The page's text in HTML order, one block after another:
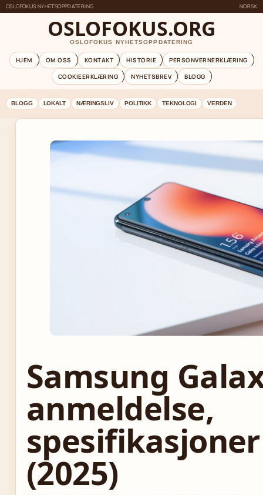
OSLOFOKUS NYHETSOPPDATERING NORSK
OSLOFOKUS.ORG
OSLOFOKUS NYHETSOPPDATERING
HJEM OM OSS KONTAKT HISTORIE
PERSONVERNERKLÆRING
COOKIEERKLÆRING
NYHETSBREV BLOGG
BLOGG LOKALT NÆRINGSLIV POLITIKK TEKNOLOGI VERDEN
Samsung
anmeldelse,
(2025)